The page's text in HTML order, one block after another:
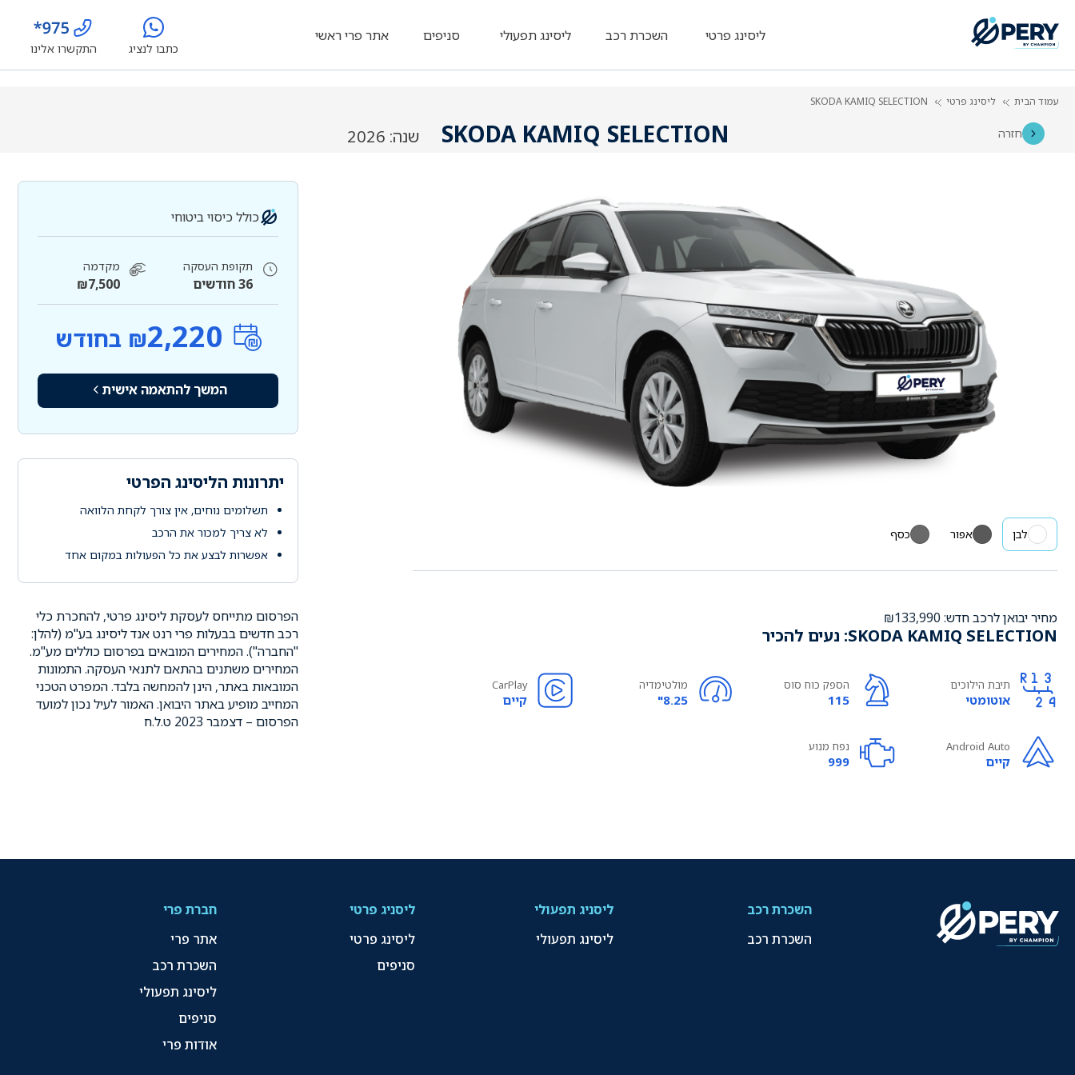
ליסינג פרטי השכרת רכב ליסינג תפעולי סניפים אתר פרי ראשי
כתבו לנציג התקשרו אלינו
עמוד הבית ליסינג פרטי SKODA KAMIQ SELECTION
SKODA KAMIQ SELECTION שנה: 2026 חזרה
לבן אפור כסף
מחיר יבואן לרכב חדש: ₪133,990
SKODA KAMIQ SELECTION: נעים להכיר
תיבת הילוכים
אוטומטי
הספק כוח סוס
115
מולטימדיה
8.25"
CarPlay
קיים
Android Auto
קיים
נפח מנוע
999
כולל כיסוי ביטוחי
תקופת העסקה
36 חודשים
מקדמה
₪7,500
2,220₪ בחודש
המשך להתאמה אישית
יתרונות הליסינג הפרטי
תשלומים נוחים, אין צורך לקחת הלוואה
לא צריך למכור את הרכב
אפשרות לבצע את כל הפעולות במקום אחד
הפרסום מתייחס לעסקת ליסינג פרטי, להחכרת כלי
רכב חדשים בבעלות פרי רנט אנד ליסינג בע"מ (להלן:
"החברה"). המחירים המובאים בפרסום כוללים מע"מ.
המחירים משתנים בהתאם לתנאי העסקה. התמונות
המובאות באתר, הינן להמחשה בלבד. המפרט הטכני
המחייב מופיע באתר היבואן. האמור לעיל נכון למועד
הפרסום – דצמבר 2023 ט.ל.ח
השכרת רכב
השכרת רכב
ליסניג תפעולי
ליסינג תפעולי
ליסניג פרטי
ליסינג פרטי
סניפים
חברת פרי
אתר פרי
השכרת רכב
ליסינג תפעולי
סניפים
אודות פרי